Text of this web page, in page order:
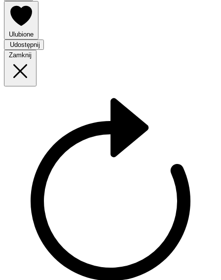
Ulubione
Udostępnij
Zamknij